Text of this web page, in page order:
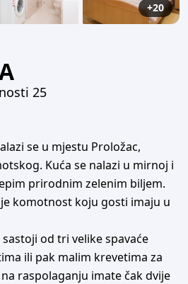
+20
25
se u mjestu Proložac,
Kuća se nalazi u mirnoj i
prirodnim zelenim biljem.
komotnost koju gosti imaju u
od tri velike spavaće
ili pak malim krevetima za
raspolaganju imate čak dvije